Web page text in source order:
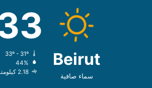
Beirut
سماء صافية
44%
2.18 كيلومتر/ساعة